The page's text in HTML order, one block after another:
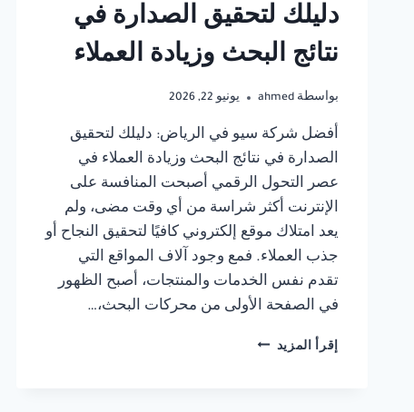
دليلك لتحقيق الصدارة في
نتائج البحث وزيادة العملاء
بواسطة ahmed يونيو 22, 2026
أفضل شركة سيو في الرياض: دليلك لتحقيق
الصدارة في نتائج البحث وزيادة العملاء في
عصر التحول الرقمي أصبحت المنافسة على
الإنترنت أكثر شراسة من أي وقت مضى، ولم
يعد امتلاك موقع إلكتروني كافيًا لتحقيق النجاح أو
جذب العملاء. فمع وجود آلاف المواقع التي
تقدم نفس الخدمات والمنتجات، أصبح الظهور
في الصفحة الأولى من محركات البحث،…
إقرأ المزيد شركة